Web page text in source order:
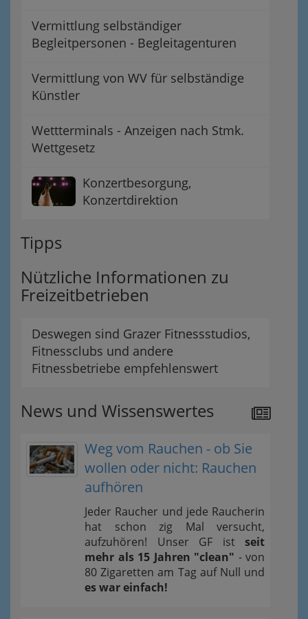
Vermittlung selbständiger
Begleitpersonen - Begleitagenturen
Vermittlung von WV für selbständige
Künstler
Wettterminals - Anzeigen nach Stmk.
Wettgesetz
Konzertbesorgung,
Konzertdirektion
Tipps
Nützliche Informationen zu
Freizeitbetrieben
Deswegen sind Grazer Fitnessstudios,
Fitnessclubs und andere
Fitnessbetriebe empfehlenswert
News und Wissenswertes
Weg vom Rauchen - ob Sie
wollen oder nicht: Rauchen
aufhören
Jeder Raucher und jede Raucherin
hat schon zig Mal versucht,
aufzuhören! Unser GF ist seit
mehr als 15 Jahren "clean" - von
80 Zigaretten am Tag auf Null und
es war einfach!